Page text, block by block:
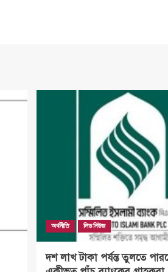
অর্থনীতি লিড নিউজ
দশ লাখ টাকা পর্যন্ত তুলতে